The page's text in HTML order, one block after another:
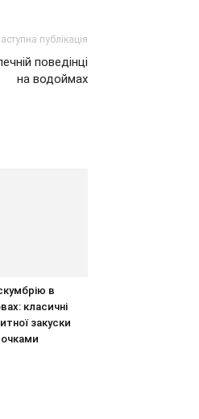
публікація
поведінці
на водоймах
в
класичні
закуски